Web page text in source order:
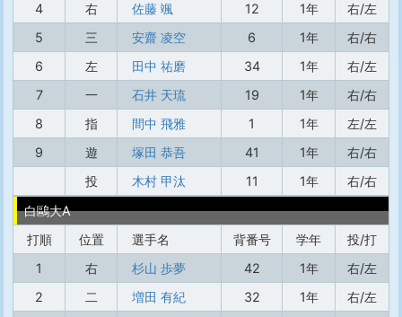
4
右 佐藤 颯 12 1年
右/左
5
三 安齋 凌空 6 1年
右/右
6
左 田中 祐磨 34 1年
右/左
7
一 石井 天琉 19 1年
右/右
8
指 間中 飛雅 1 1年
左/左
9
遊 塚田 恭吾 41 1年
右/右
投
木村 甲汰 11 1年
右/右
白鷗大A
打順
位置 選手名 背番号 学年
投/打
1
右 杉山 歩夢 42 1年
右/左
2
二 増田 有紀 32 1年
右/左